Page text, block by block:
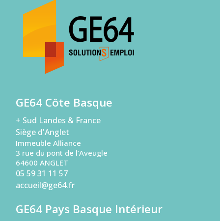
GE64 Côte Basque
+ Sud Landes & France
Siège d'Anglet
Immeuble Alliance
3 rue du pont de l’Aveugle
64600 ANGLET
05 59 31 11 57
accueil@ge64.fr
GE64 Pays Basque Intérieur